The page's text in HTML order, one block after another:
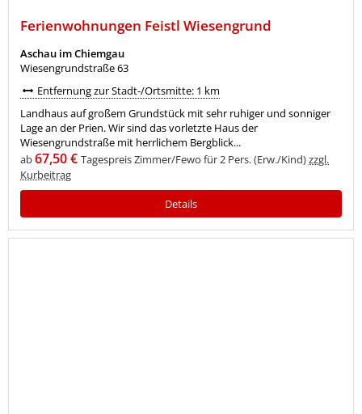
Ferienwohnungen Feistl Wiesengrund
Aschau im Chiemgau
Wiesengrundstraße 63
Entfernung zur Stadt-/Ortsmitte: 1 km
Landhaus auf großem Grundstück mit sehr ruhiger und sonniger
Lage an der Prien. Wir sind das vorletzte Haus der
Wiesengrundstraße mit herrlichem Bergblick...
ab67,50 € Tagespreis Zimmer/Fewo für 2 Pers. (Erw./Kind)zzgl.
Kurbeitrag
Details